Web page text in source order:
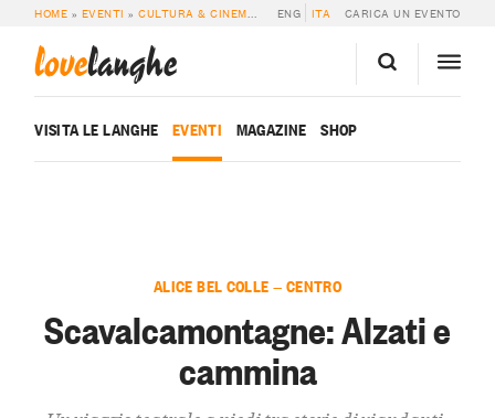
HOME » EVENTI »CULTURA & CINEMA » SCAVALCAMONTAGNE: ALZATI E
ENG ITA CARICA UN EVENTO
lovelanghe
VISITA LE LANGHE EVENTI MAGAZINE SHOP
ALICE BEL COLLE — CENTRO
Scavalcamontagne: Alzati e
cammina